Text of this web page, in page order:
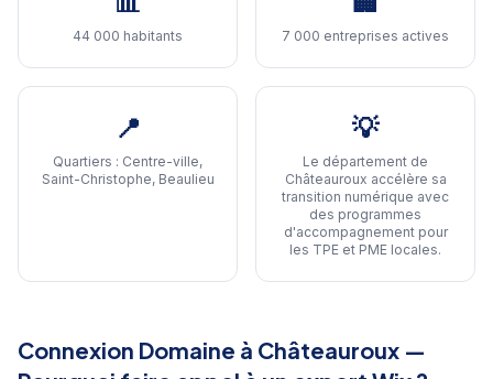
44 000 habitants 7 000 entreprises actives
📍
Quartiers : Centre-ville,
Saint-Christophe, Beaulieu
💡
Le département de
Châteauroux accélère sa
transition numérique avec
des programmes
d'accompagnement pour
les TPE et PME locales.
Connexion Domaine à Châteauroux —